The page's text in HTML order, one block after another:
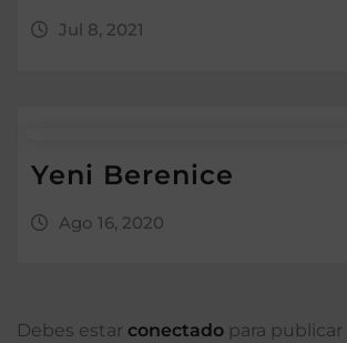
Jul 8, 2021
Yeni Berenice
Ago 16, 2020
Debes estar conectado para publicar